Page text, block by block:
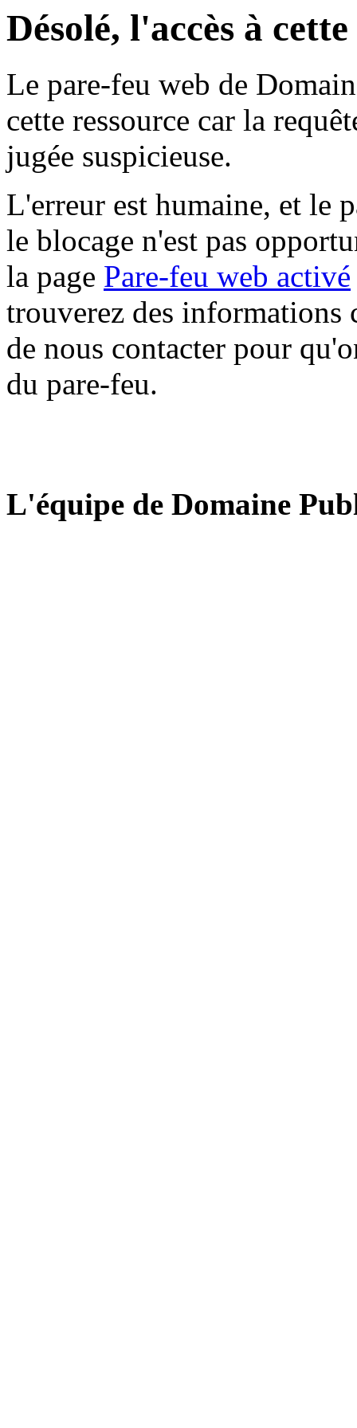
Désolé, l'accès à
Le pare-feu web de
cette ressource car la
jugée suspicieuse.
L'erreur est humaine, et le
le blocage n'est pas
la page Pare-feu web activé
trouverez des informations
de nous contacter pour
du pare-feu.
L'équipe de Domaine